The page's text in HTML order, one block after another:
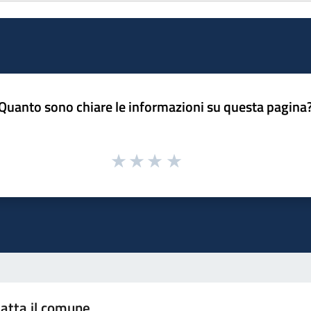
sono chiare le informazioni su questa